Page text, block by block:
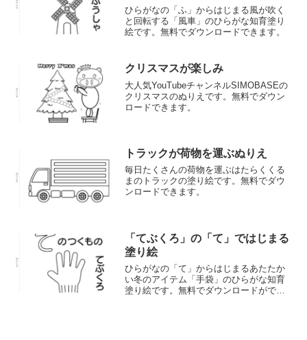
ひらがなの「ふ」からはじまる風が吹く
と回転する「風車」のひらがな知育塗り
絵です。無料でダウンロードできます。
クリスマスが楽しみ
大人気YouTubeチャンネルSIMOBASEの
クリスマスのぬりえです。無料でダウン
ロードできます。
トラックが荷物を運ぶぬりえ
毎日たくさんの荷物を運ぶはたらくくる
まのトラックの塗り絵です。無料でダウ
ンロードできます。
「てぶくろ」の「て」ではじまる
塗り絵
ひらがなの「て」からはじまるあたたか
い冬のアイテム「手袋」のひらがな知育
塗り絵です。無料でダウンロードができ